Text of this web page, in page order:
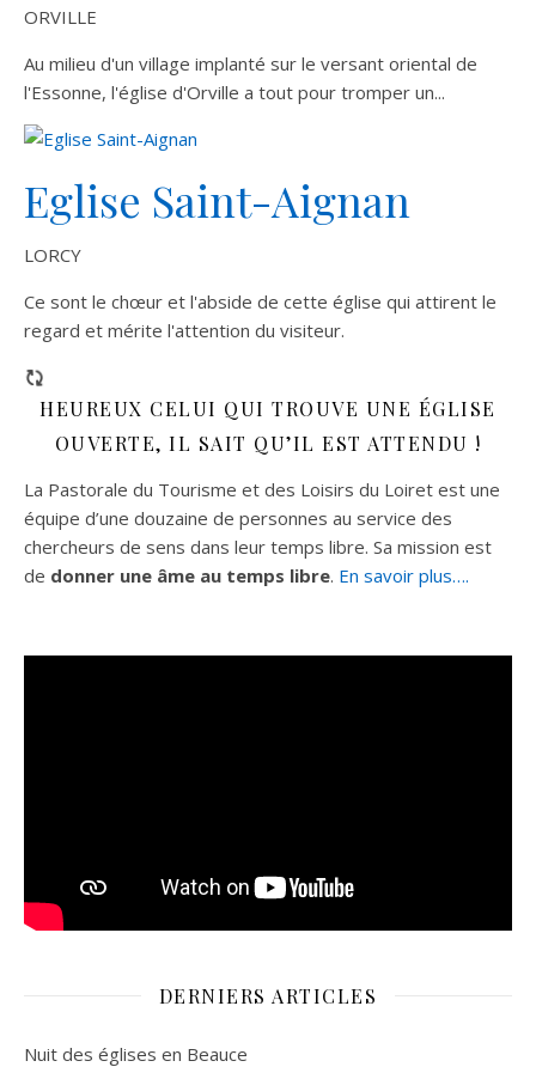
ORVILLE
Au milieu d'un village implanté sur le versant oriental de
l'Essonne, l'église d'Orville a tout pour tromper un...
Eglise Saint-Aignan
LORCY
Ce sont le chœur et l'abside de cette église qui attirent le
regard et mérite l'attention du visiteur.
HEUREUX CELUI QUI TROUVE UNE ÉGLISE
OUVERTE, IL SAIT QU’IL EST ATTENDU !
La Pastorale du Tourisme et des Loisirs du Loiret est une
équipe d’une douzaine de personnes au service des
chercheurs de sens dans leur temps libre. Sa mission est
de donner une âme au temps libre. En savoir plus….
DERNIERS ARTICLES
Nuit des églises en Beauce